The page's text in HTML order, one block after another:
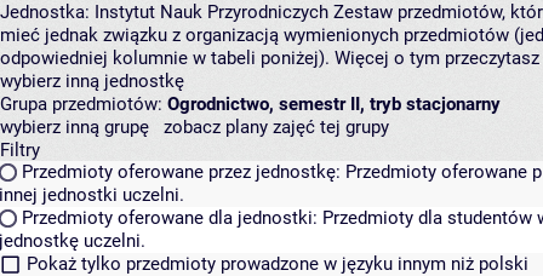
Jednostka: Instytut Nauk Przyrodniczych Zestaw przedmiotów,
mieć jednak związku z organizacją wymienionych przedmiotów
odpowiedniej kolumnie w tabeli poniżej). Więcej o tym
wybierz inną jednostkę
Grupa przedmiotów: Ogrodnictwo, semestr II, tryb stacjonarny
wybierz inną grupę
zobacz plany zajęć tej grupy
Filtry
Przedmioty oferowane przez jednostkę: Przedmioty oferowane
innej jednostki uczelni.
Przedmioty oferowane dla jednostki: Przedmioty dla studentów
jednostkę uczelni.
Pokaż tylko przedmioty prowadzone w języku innym niż polski